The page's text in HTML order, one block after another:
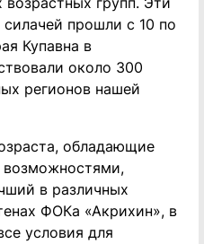
прошли с 10 по
Купавна в
около 300
регионов нашей
обладающие
в различных
ФОКа «Акрихин», в
условия для